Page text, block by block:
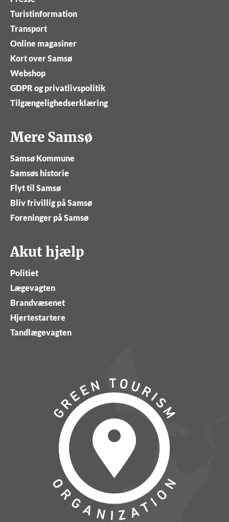
Turistinformation
Transport
Online magasiner
Kort over Samsø
Webshop
GDPR og privatlivspolitik
Tilgængelighedserklæring
Mere Samsø
Samsø Kommune
Samsøs historie
Flyt til Samsø
Bliv frivillig på Samsø
Foreninger på Samsø
Akut hjælp
Politiet
Lægevagten
Brandvæsenet
Hjertestartere
Tandlægevagten